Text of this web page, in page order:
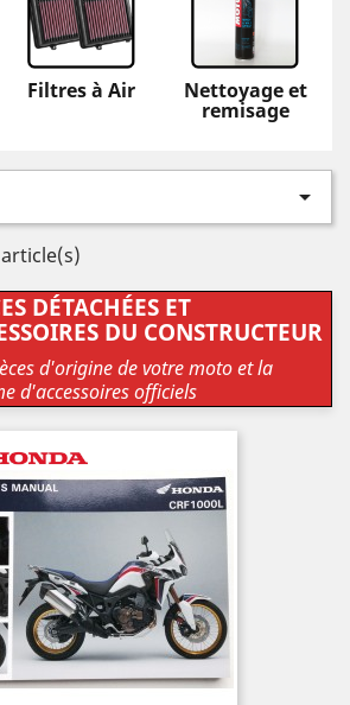
Filtres à Air Nettoyage et
remisage

DÉTACHÉES ET
DU CONSTRUCTEUR
d'origine de votre moto et la
d'accessoires officiels